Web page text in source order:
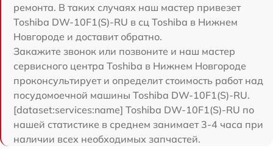
ремонта. В таких случаях наш мастер привезет
Toshiba DW-10F1(S)-RU в сц Toshiba в Нижнем
Новгороде и доставит обратно.
Закажите звонок или позвоните и наш мастер
сервисного центра Toshiba в Нижнем Новгороде
проконсультирует и определит стоимость работ над
посудомоечной машины Toshiba DW-10F1(S)-RU.
[dataset:services:name] Toshiba DW-10F1(S)-RU по
нашей статистике в среднем занимает 3-4 часа при
наличии всех необходимых запчастей.